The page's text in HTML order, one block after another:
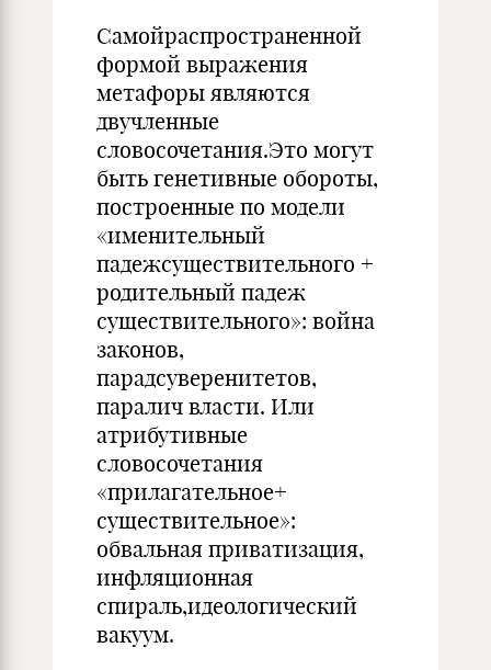
Самойраспространенной
формой выражения
метафоры являются
двучленные
словосочетания.Это могут
быть генетивные обороты,
построенные по модели
«именительный
падежсуществительного +
родительный падеж
существительного»: война
законов,
парадсуверенитетов,
паралич власти. Или
атрибутивные
словосочетания
«прилагательное+
существительное»:
обвальная приватизация,
инфляционная
спираль,идеологический
вакуум.